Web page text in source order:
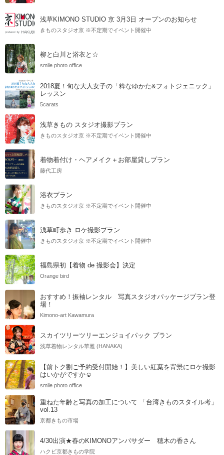
浅草KIMONO STUDIO 京 3月3日 オープンのお知らせ
きものスタジオ京 ※不定期でイベント開催中
柳と白川と浴衣と☆
smile photo office
2018夏！旬な大人女子の「粋なゆかた&フォトジェニック」
レッスン
5carats
浅草きもの スタジオ撮影プラン
きものスタジオ京 ※不定期でイベント開催中
着物着付け・ヘアメイク＋お部屋貸しプラン
藤代工房
浴衣プラン
きものスタジオ京 ※不定期でイベント開催中
浅草町歩き ロケ撮影プラン
きものスタジオ京 ※不定期でイベント開催中
福島県初【着物 de 撮影会】決定
Orange bird
おすすめ！振袖レンタル 写真スタジオパッケージプラン登
場！
Kimono-art Kawamura
スカイツリーツリーエンジョイパック プラン
浅草着物レンタル華雅 (HANAKA)
【前トク割ご予約受付開始！】美しい紅葉を背景にロケ撮影
はいかがですか☺
smile photo office
重ねた年齢と写真の加工について 「台湾きものスタイル考」
vol.13
京都きもの市場
4/30出演★春のKIMONOアンバサダー 穂木の香さん
ハクビ京都きもの学院